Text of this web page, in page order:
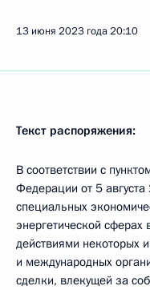
13 июня 2023 года20:10
Текст распоряжения:
В соответствии с
Федерации от 5
специальных
энергетической
действиями некоторых
и международных
сделки, влекущей за